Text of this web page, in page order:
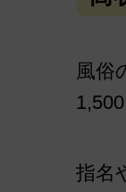
風俗
指名